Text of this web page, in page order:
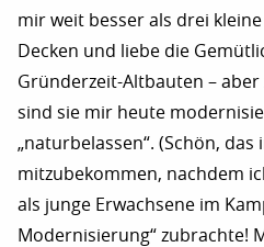
mir weit besser als drei
Decken und liebe die
Gründerzeit-Altbauten –
sind sie mir heute
„naturbelassen“. (Schön,
mitzubekommen, nachdem
als junge Erwachsene im
Modernisierung“ zubrachte!